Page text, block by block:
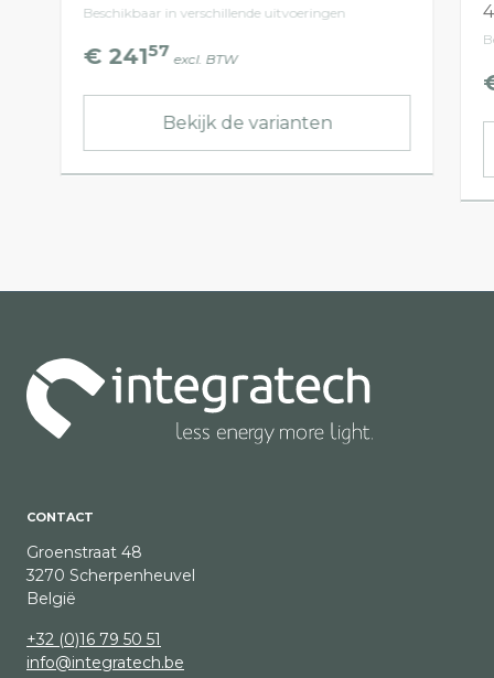
Beschikbaar in verschillende uitvoeringen
€ 24157 excl. BTW
Bekijk de varianten
CONTACT
Groenstraat 48
3270 Scherpenheuvel
België
+32 (0)16 79 50 51
info@integratech.be